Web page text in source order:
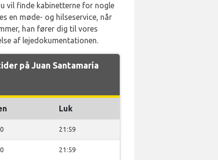
vil finde kabinetterne for nogle
en møde- og hilseservice, når
han fører dig til vores
af lejedokumentationen.
på Juan Santamaría
Luk
21:59
21:59